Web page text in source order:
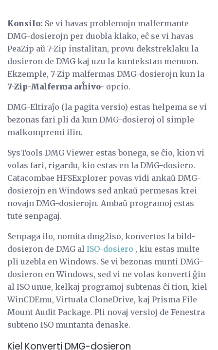
Konsilo: Se vi havas problemojn malfermante
DMG-dosierojn per duobla klako, eĉ se vi havas
PeaZip aŭ 7-Zip instalitan, provu dekstreklaku la
dosieron de DMG kaj uzu la kuntekstan menuon.
Ekzemple, 7-Zip malfermas DMG-dosierojn kun la
7-Zip-Malferma arĥivo- opcio.
DMG-Eltiraĵo (la pagita versio) estas helpema se vi
bezonas fari pli da kun DMG-dosieroj ol simple
malkompremi ilin.
SysTools DMG Viewer estas bonega, se ĉio, kion vi
volas fari, rigardu, kio estas en la DMG-dosiero.
Catacombae HFSExplorer povas vidi ankaŭ DMG-
dosierojn en Windows sed ankaŭ permesas krei
novajn DMG-dosierojn. Ambaŭ programoj estas
tute senpagaj.
Senpaga ilo, nomita dmg2iso, konvertos la bild-
dosieron de DMG al ISO-dosiero , kiu estas multe
pli uzebla en Windows. Se vi bezonas munti DMG-
dosieron en Windows, sed vi ne volas konverti ĝin
al ISO unue, kelkaj programoj subtenas ĉi tion, kiel
WinCDEmu, Virtuala CloneDrive, kaj Prisma File
Mount Audit Package. Pli novaj versioj de Fenestra
subteno ISO muntanta denaske.
Kiel Konverti DMG-dosieron